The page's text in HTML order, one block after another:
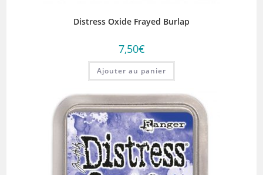
Distress Oxide Frayed Burlap
7,50€
Ajouter au panier